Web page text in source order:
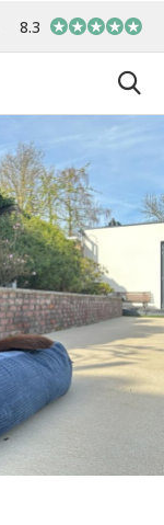
In eigener
8.3